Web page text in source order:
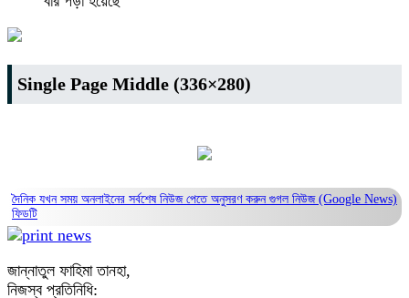
Single Page Middle (336×280)
দৈনিক যখন সময় অনলাইনের সর্বশেষ নিউজ পেতে অনুসরণ করুন গুগল নিউজ (Google News)
ফিডটি
জান্নাতুল ফাহিমা তানহা,
নিজস্ব প্রতিনিধি: